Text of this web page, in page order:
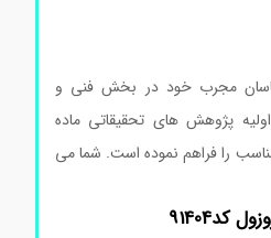
مجرب خود در بخش فنی و
پژوهش های تحقیقاتی ماده
را فراهم نموده است. شما می